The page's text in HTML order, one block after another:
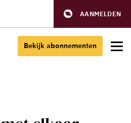
AANMELDEN
Bekijk abonnementen